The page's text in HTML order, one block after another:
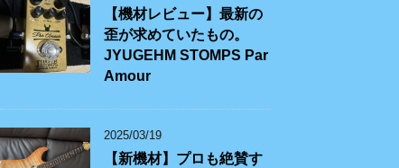
【機材レビュー】最新の
歪が求めていたもの。
JYUGEHM STOMPS Par
Amour
2025/03/19
【新機材】プロも絶賛す